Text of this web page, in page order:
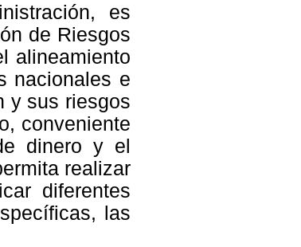
es
de Riesgos
alineamiento
nacionales e
y sus riesgos
conveniente
dinero y el
realizar
diferentes
las